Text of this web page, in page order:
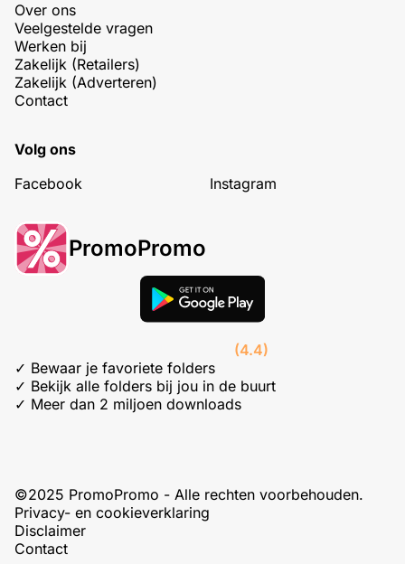
Over ons
Veelgestelde vragen
Werken bij
Zakelijk (Retailers)
Zakelijk (Adverteren)
Contact
Volg ons
Facebook
Instagram
PromoPromo
(4.4)
✓ Bewaar je favoriete folders
✓ Bekijk alle folders bij jou in de buurt
✓ Meer dan 2 miljoen downloads
©2025 PromoPromo - Alle rechten voorbehouden.
Privacy- en cookieverklaring
Disclaimer
Contact